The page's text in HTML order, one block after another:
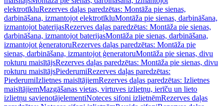
elektrotīkluRezerves daļas paredzētas: Montāža pie sienas,
darbināšana, izmantojot elektrotīkluMontāža pie sienas, darbināšana,
izmantojot baterijasRezerves daļas paredzētas: Montāža pie sienas,
darbināšana, izmantojot baterijasMontāža pie sienas, darbināšana,
izmantojot ģeneratoruRezerves daļas paredzētas: Montāža pie
sienas, darbināšana, izmantojot ģeneratoruMontāža pie sienas, divu
rokturu maisītājsRezerves daļas paredzētas: Montāža pie sienas, divu
rokturu maisītājsPiederumiRezerves daļas paredzētas:
PiederumiIzlietnes maisītājiemRezerves daļas paredzētas: Izlietnes
maisītājiemMazgāšanas vietas, virtuves izlietņu, ierīču un lieto
izlietņu savienotājelementiNoteces sifoni izlietnēmRezerves daļas